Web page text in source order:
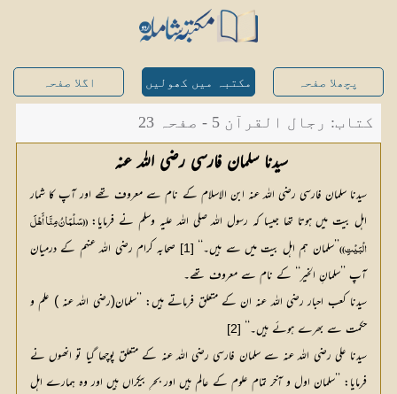
پچھلا صفحہ مکتبہ میں کھولیں اگلا صفحہ
کتاب: رجال القرآن 5 - صفحہ 23
سیدنا سلمان فارسی رضی اللہ عنہ
سیدنا سلمان فارسی رضی اللہ عنہ ابن الاسلام کے نام سے معروف تھے اور آپ کا شمار
اہل بیت میں ہوتا تھا جیسا کہ رسول اللہ صلی اللہ علیہ وسلم نے فرمایا:
الْبَیْتِ)) ’’سلمان ہم اہل بیت میں سے ہیں۔‘‘ [1]
آپ ’’سلمانِ الخیر‘‘ کے نام سے معروف تھے۔
سیدنا کعب احبار رضی اللہ عنہ ان کے متعلق فرماتے ہیں: ’’سلمان(رضی اللہ عنہ ) علم و
حکمت سے بھرے ہوئے ہیں۔‘‘
[2]
سیدنا علی رضی اللہ عنہ سے سلمان فارسی رضی اللہ عنہ کے متعلق پوچھا گیا تو انھوں نے
فرمایا: ’’سلمان اول و آخر تمام علوم کے عالم ہیں اور بحرِ بیکراں ہیں اور وہ ہمارے اہل